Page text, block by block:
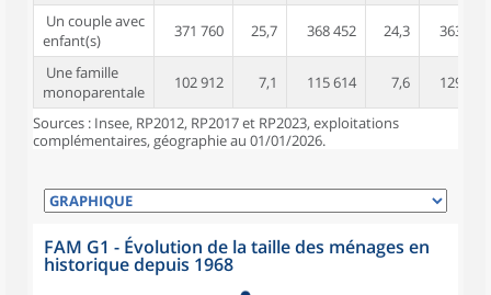
Un couple avec
enfant(s)
371 760 25,7 368 452 24,3 363 162
Une famille
monoparentale
102 912 7,1 115 614 7,6 129 387
Sources : Insee, RP2012, RP2017 et RP2023, exploitations
complémentaires, géographie au 01/01/2026.
FAM G1 - Évolution de la taille des ménages en
historique depuis 1968